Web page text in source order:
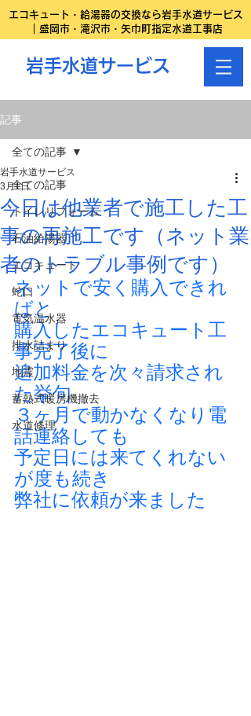
エコキュート・給湯器の交換なら岩手水道サービス
｜盛岡市・滝沢市・矢巾町指定水道工事店
岩手水道サービス
記事
全ての記事
トイレリフォーム
石油給湯器
エコキュート
蛇口
電気温水器
排水詰まり
地震
蓄熱式暖房機撤去
水道修理
全ての記事
今日は他業者で施工した工
事の再施工です（ネット業
者のトラブル事例です）
岩手水道サービス
3月1日
ネットで安く購入できれ
ばと
購入したエコキュート工
事完了後に
追加料金を次々請求され
た挙句
３ヶ月で動かなくなり電
話連絡しても
予定日には来てくれない
が度も続き
弊社に依頼が来ました